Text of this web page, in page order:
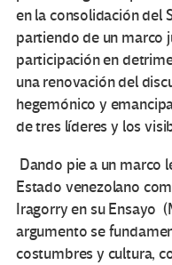
en la consolidación del
partiendo de un marco
participación en
una renovación del
hegemónico y
de tres líderes y los
Dando pie a un marco
Estado venezolano
Iragorry en su Ensayo
argumento se
costumbres y cultura,